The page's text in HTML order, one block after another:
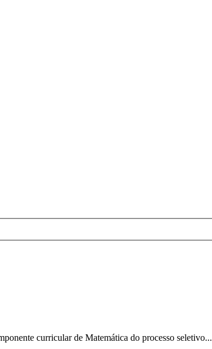
curricular de Matemática do processo seletivo...